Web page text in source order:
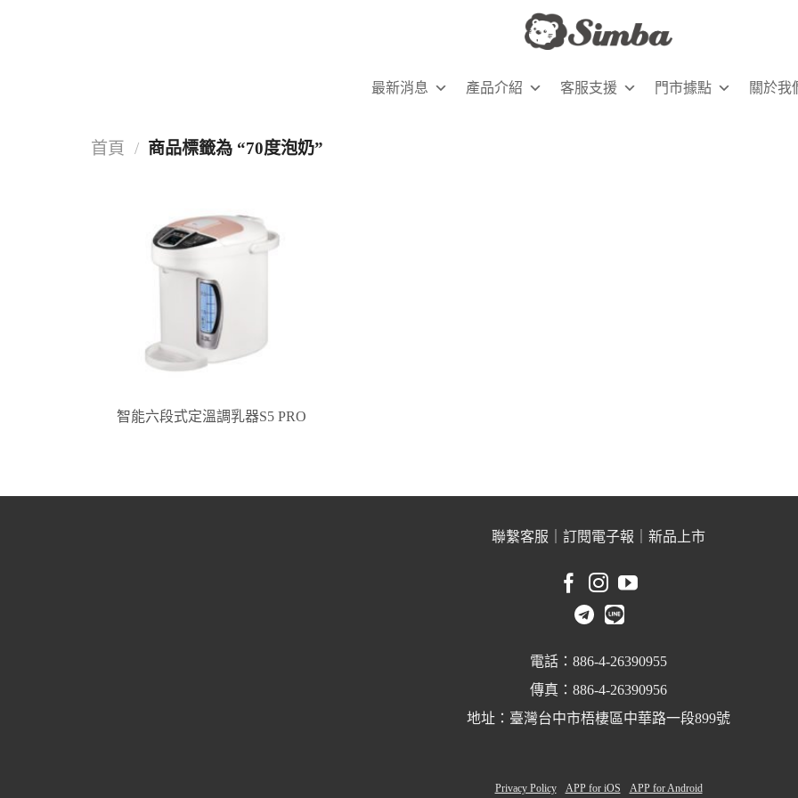
最新消息 產品介紹 客服支援 門市據點 關於我
首頁 / 商品標籤為 “70度泡奶”
智能六段式定溫調乳器S5 PRO
聯繫客服 訂閱電子報 新品上市
電話：886-4-26390955
傳真：886-4-26390956
地址：臺灣台中市梧棲區中華路一段899號
Privacy Policy APP for iOS APP for Android